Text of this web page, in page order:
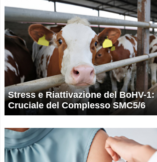
Stress e Riattivazione del BoHV-
Cruciale del Complesso SMC5/6